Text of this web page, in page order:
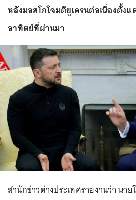
หลังมอสโกโจมตียูเครนต่อเนื่องตั้ง
อาทิตย์ที่ผ่านมา
สำนักข่าวต่างประเทศรายงานว่า นาย